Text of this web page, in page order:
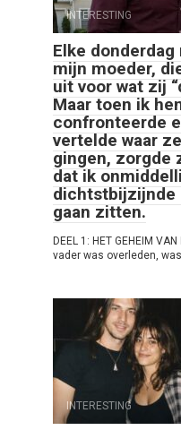
INTERESTING
Elke
mijn moeder,
uit voor wat zij
Maar toen ik
confronteerde
vertelde waar
gingen, zorgde
dat ik
dichtstbijzijnde
gaan zitten.
DEEL 1: HET GEHEIM
vader was overleden, was
INTERESTING